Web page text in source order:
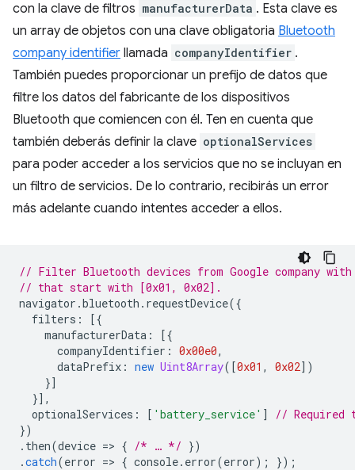
con la clave de filtros manufacturerData . Esta clave es
un array de objetos con una clave obligatoria Bluetooth
company identifier llamada companyIdentifier .
También puedes proporcionar un prefijo de datos que
filtre los datos del fabricante de los dispositivos
Bluetooth que comiencen con él. Ten en cuenta que
también deberás definir la clave optionalServices
para poder acceder a los servicios que no se incluyan en
un filtro de servicios. De lo contrario, recibirás un error
más adelante cuando intentes acceder a ellos.
// Filter Bluetooth devices from Google company
// that start with [0x01, 0x02].
navigator .bluetooth . requestDevice({
filters :
[{
manufacturerData :
[{
companyIdentifier : 0x00e0,
dataPrefix : new Uint8Array([0x01 , 0x02])
}]
}],
optionalServices : [ 'battery_service' ]
// Required
})
. then(device => { /* … */ })
.catch(error => { console. error(error); });